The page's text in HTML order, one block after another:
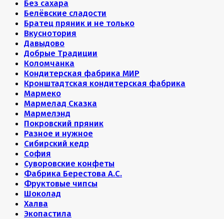
Без сахара
Белёвские сладости
Братец пряник и не только
Вкуснотория
Давыдово
Добрые Традиции
Коломчанка
Кондитерская фабрика МИР
Кронштадтская кондитерская фабрика
Мармеко
Мармелад Сказка
Мармелэнд
Покровский пряник
Разное и нужное
Сибирский кедр
София
Суворовские конфеты
Фабрика Берестова А.С.
Фруктовые чипсы
Шоколад
Халва
Экопастила